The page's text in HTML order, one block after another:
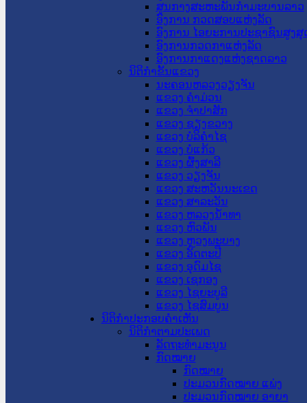
ສູນກາງສະຫະພັນກຳມະບານລາວ
ອົງການ ກວດສອບແຫ່ງລັດ
ອົງການ ໄອຍະການປະຊາຊົນສູງສຸ
ອົງການກວດກາແຫ່ງລັດ
ອົງການກາແດງແຫ່ງຊາດລາວ
ນິຕິກໍາຂັ້ນແຂວງ
ນະ​ຄອນ​ຫລວງວຽງຈັນ
ແຂວງ ຄໍາມ່ວນ
ແຂວງ ຈໍາປາສັກ
ແຂວງ ຊຽງຂວາງ
ແຂວງ ບໍລິຄໍາໄຊ
ແຂວງ ບໍ່ແກ້ວ
ແຂວງ ຜົ້ງສາລີ
ແຂວງ ວຽງຈັນ
ແຂວງ ສະຫວັນນະເຂດ
ແຂວງ ສາລະວັນ
ແຂວງ ຫລວງນໍ້າທາ
ແຂວງ ຫົວພັນ
ແຂວງ ຫຼວງພະບາງ
ແຂວງ ອັດຕະປື
ແຂວງ ອຸດົມໄຊ
ແຂວງ ເຊກອງ
ແຂວງ ໄຊຍະບູລີ
ແຂວງ ໄຊສົມບູນ
ນິຕິກໍາປະກອບຄໍາເຫັນ
ນິຕິກໍາຕາມປະເພດ
ລັດຖະທໍາມະນູນ
ກົດໝາຍ
ກົດໝາຍ
ປະມວນກົດໝາຍ ແພ່ງ
ປະມວນກົດໝາຍ ອາຍາ